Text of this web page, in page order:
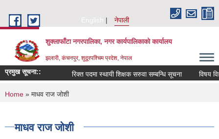
English
नेपाली
शुक्लाफाँटा नगरपालिका, नगर कार्यपालिकाको कार्यालय
झलारी, कंचनपुर, शुदूरपश्चिम प्रदेश, नेपाल
प्रमुख सूचना:: रिक्त पदमा स्थायी शिक्षक सरुवा सम्बन्धि सूचना विषय
You are here
Home » माधव राज जोशी
माधव राज जोशी